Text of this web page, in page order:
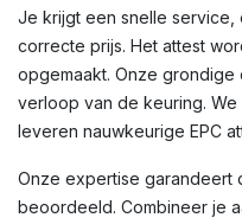
Je krijgt een snelle
correcte prijs. Het attest
opgemaakt. Onze
verloop van de keuring.
leveren nauwkeurige EPC
Onze expertise garandeert
beoordeeld. Combineer je